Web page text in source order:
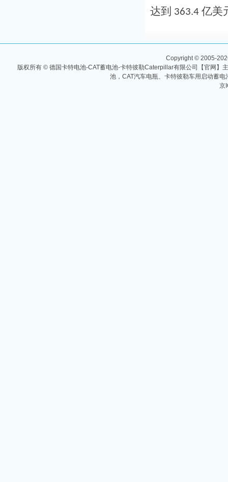
达到 363.4 亿美
Copyright © 2005-
版权所有 © 德国卡特电池-CAT蓄电池-卡特彼勒Caterpillar有限公司【官网】
池，CAT汽车电瓶、卡特彼勒车用启动蓄
京